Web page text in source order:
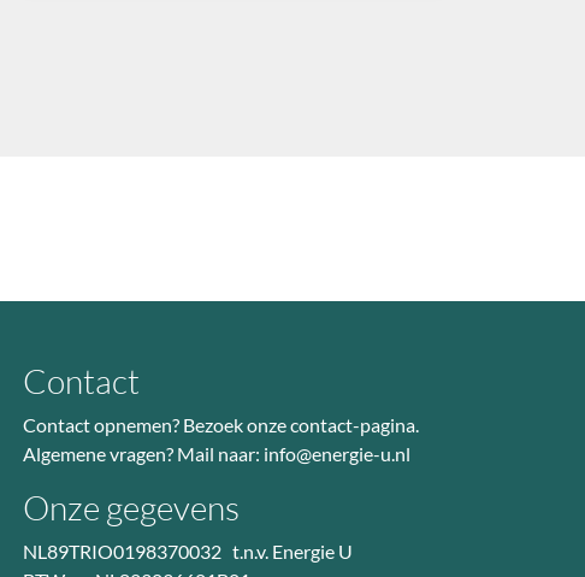
Contact
Contact opnemen? Bezoekonze contact-pagina.
Algemene vragen? Mail naar: info@energie-u.nl
Onze gegevens
NL89TRIO0198370032 t.n.v. Energie U